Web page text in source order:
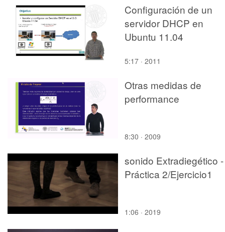
Configuración de un
servidor DHCP en
Ubuntu 11.04
5:17 · 2011
Otras medidas de
performance
8:30 · 2009
sonido Extradiegético -
Práctica 2/Ejercicio1
1:06 · 2019